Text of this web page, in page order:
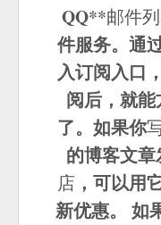
QQ**邮件
件服务。通
入订阅入口
阅后，就
了。如果你
的博客文
店 ，可以用
新优惠。 如